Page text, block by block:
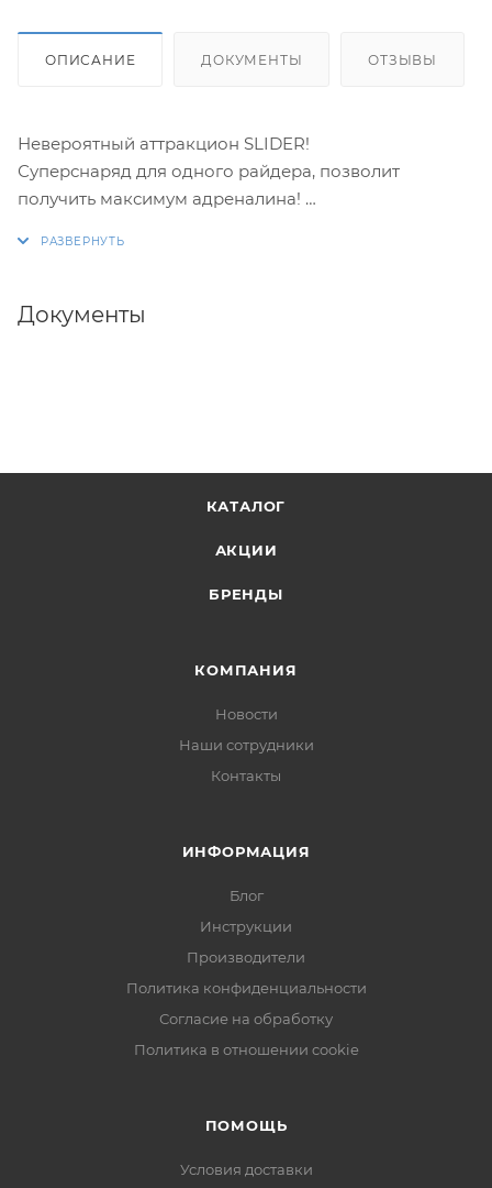
ОПИСАНИЕ ДОКУМЕНТЫ ОТЗЫВЫ
Невероятный аттракцион SLIDER!
Суперснаряд для одного райдера, позволит
получить максимум адреналина!
Документы
КАТАЛОГ
АКЦИИ
БРЕНДЫ
КОМПАНИЯ
Новости
Наши сотрудники
Контакты
ИНФОРМАЦИЯ
Блог
Инструкции
Производители
Политика конфиденциальности
Согласие на обработку
Политика в отношении cookie
ПОМОЩЬ
Условия доставки